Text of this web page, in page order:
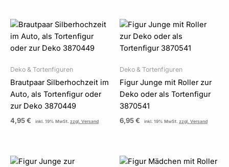
Deko & Tortenfiguren
Brautpaar Silberhochzeit im
Auto, als Tortenfigur oder
zur Deko 3870449
4,95€ inkl. 19% MwSt. zzgl. Versand
Deko & Tortenfiguren
Figur Junge mit Roller zur
Deko oder als Tortenfigur
3870541
6,95€ inkl. 19% MwSt. zzgl. Versand